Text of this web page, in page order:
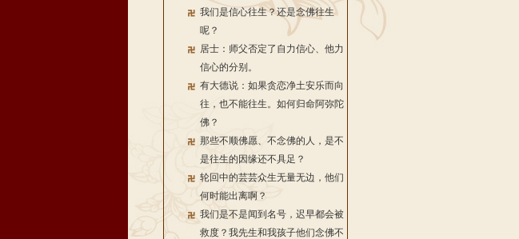
我们是信心往生？还是念佛往生
呢？
居士：师父否定了自力信心、他力
信心的分别。
有大德说：如果贪恋净土安乐而向
往，也不能往生。如何归命阿弥陀
佛？
那些不顺佛愿、不念佛的人，是不
是往生的因缘还不具足？
轮回中的芸芸众生无量无边，他们
何时能出离啊？
我们是不是闻到名号，迟早都会被
救度？我先生和我孩子他们念佛不